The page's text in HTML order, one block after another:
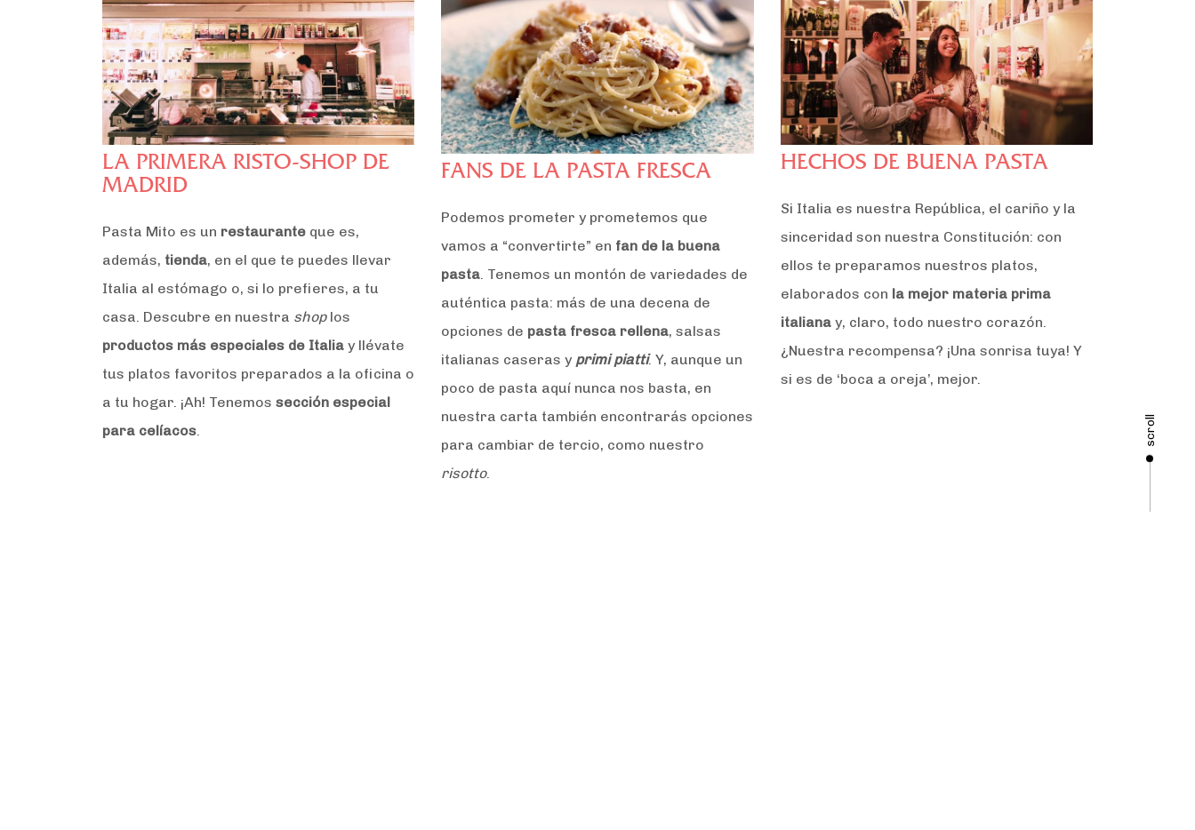
scroll
LA PRIMERA RISTO-SHOP DE
MADRID
Pasta Mito es un restaurante que es,
además, tienda, en el que te puedes llevar
Italia al estómago o, si lo prefieres, a tu
casa. Descubre en nuestra shoplos
productos más especiales de Italia y llévate
tus platos favoritos preparados a la oficina o
a tu hogar. ¡Ah! Tenemos sección especial
para celíacos
FANS DE LA PASTA FRESCA
Podemos prometer y prometemos que
vamos a “convertirte” en fan de la buena
pasta . Tenemos un montón de variedades de
auténtica pasta: más de una decena de
opciones de pasta fresca rellena, salsas
italianas caseras y primi piatti. Y, aunque un
poco de pasta aquí nunca nos basta, en
nuestra carta también encontrarás opciones
para cambiar de tercio, como nuestro
risotto.
HECHOS DE BUENA PASTA
Si Italia es nuestra República, el cariño y la
sinceridad son nuestra Constitución: con
ellos te preparamos nuestros platos,
elaborados con la mejor materia prima
italianay, claro, todo nuestro corazón.
¿Nuestra recompensa? ¡Una sonrisa tuya! Y
si es de ‘boca a oreja’, mejor.